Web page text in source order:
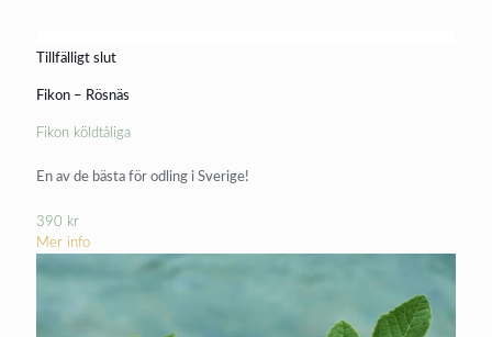
Tillfälligt slut
Fikon – Rösnäs
Fikon köldtåliga
En av de bästa för odling i Sverige!
390 kr
Mer info